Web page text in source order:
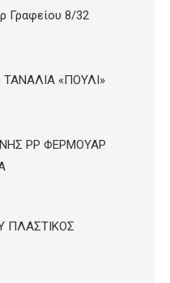
Γραφείου 8/32
«ΠΟΥΛΙ»
PP ΦΕΡΜΟΥΑΡ
ΠΛΑΣΤΙΚΟΣ